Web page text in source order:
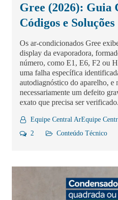
Gree (2026): Guia
Códigos e Soluções
Os ar-condicionados Gree
display da evaporadora,
número, como E1, E6, F2 ou
uma falha específica
autodiagnóstico do aparelho, e
necessariamente um defeito
exato que precisa ser verificado.
Equipe Central ArEquipe
2
Conteúdo Técnico